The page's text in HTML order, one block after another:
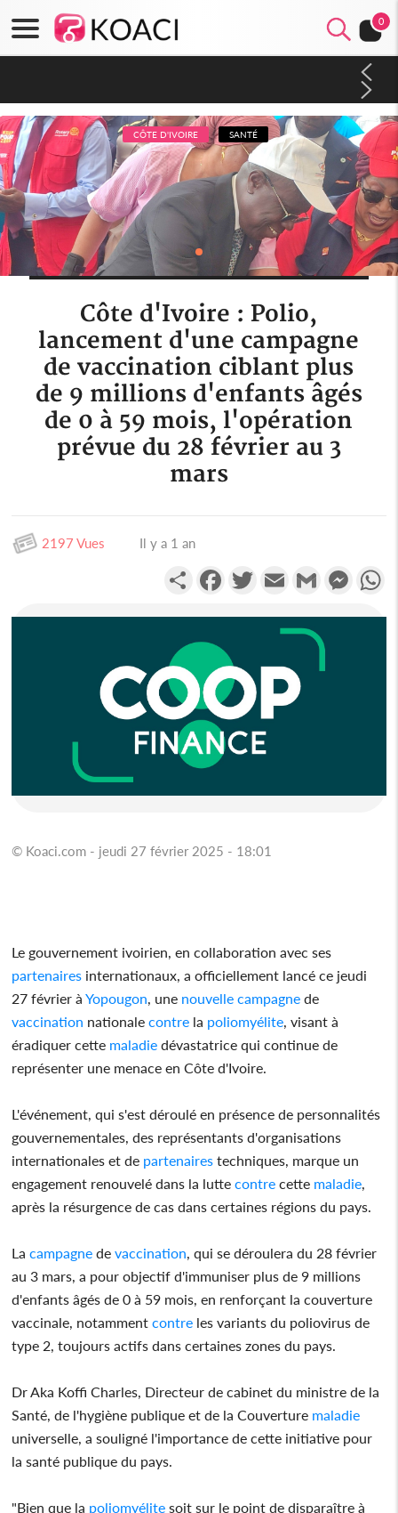
0
notre engagement collectif en faveur du développement »
CÔTE D'IVOIRE SANTÉ
Côte d'Ivoire : Polio,
lancement d'une campagne
de vaccination ciblant plus
de 9 millions d'enfants âgés
de 0 à 59 mois, l'opération
prévue du 28 février au 3
mars
2197 Vues Il y a 1 an
PartagerFacebookTwitterEmail Gmail
© Koaci.com - jeudi 27 février 2025 - 18:01
Le gouvernement ivoirien, en collaboration avec ses
partenaires internationaux, a officiellement lancé ce jeudi
27 février à Yopougon , une nouvelle campagne de
vaccination nationale contre la poliomyélite , visant à
éradiquer cette maladie dévastatrice qui continue de
représenter une menace en Côte d'Ivoire.
L'événement, qui s'est déroulé en présence de personnalités
gouvernementales, des représentants d'organisations
internationales et de partenaires techniques, marque un
engagement renouvelé dans la lutte contre cette maladie
après la résurgence de cas dans certaines régions du pays.
La campagne de vaccination , qui se déroulera du 28 février
au 3 mars, a pour objectif d'immuniser plus de 9 millions
d'enfants âgés de 0 à 59 mois, en renforçant la couverture
vaccinale, notamment contre les variants du poliovirus de
type 2, toujours actifs dans certaines zones du pays.
Dr Aka Koffi Charles, Directeur de cabinet du ministre de la
Santé, de l'hygiène publique et de la Couverture maladie
universelle, a souligné l'importance de cette initiative pour
la santé publique du pays.
"Bien que la poliomyélite soit sur le point de disparaître à